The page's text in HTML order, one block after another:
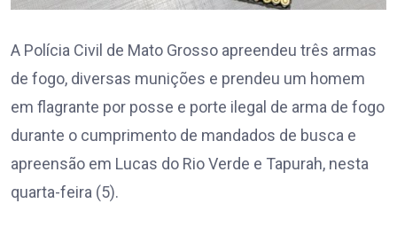
A Polícia Civil de Mato Grosso apreendeu três armas
de fogo, diversas munições e prendeu um homem
em flagrante por posse e porte ilegal de arma de fogo
durante o cumprimento de mandados de busca e
apreensão em Lucas do Rio Verde e Tapurah, nesta
quarta-feira (5).